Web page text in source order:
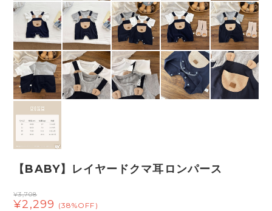
【BABY】レイヤードクマ耳ロンパース
¥3,708
¥2,299 (38%OFF)